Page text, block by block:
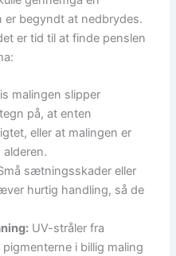
er begyndt at nedbrydes.
er tid til at finde penslen
malingen slipper
på, at enten
eller at malingen er
sætningsskader eller
hurtig handling, så de
UV-stråler fra
i billig maling